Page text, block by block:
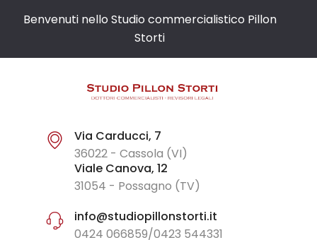
Benvenuti nello Studio commercialistico Pillon
Storti
Via Carducci, 7
36022 - Cassola (VI)
Viale Canova, 12
31054 - Possagno (TV)
info@studiopillonstorti.it
0424 066859/0423 544331